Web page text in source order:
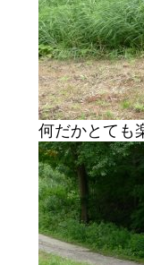
何だかとても